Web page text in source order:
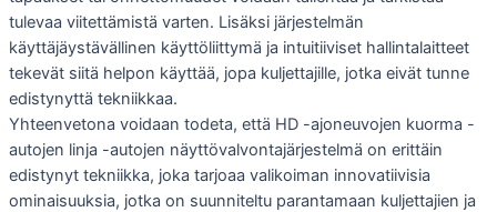
tulevaa viitettämistä varten. Lisäksi järjestelmän
käyttäjäystävällinen käyttöliittymä ja intuitiiviset hallintalaitteet
tekevät siitä helpon käyttää, jopa kuljettajille, jotka eivät tunne
edistynyttä tekniikkaa.
Yhteenvetona voidaan todeta, että HD -ajoneuvojen kuorma -
autojen linja -autojen näyttövalvontajärjestelmä on erittäin
edistynyt tekniikka, joka tarjoaa valikoiman innovatiivisia
ominaisuuksia, jotka on suunniteltu parantamaan kuljettajien ja